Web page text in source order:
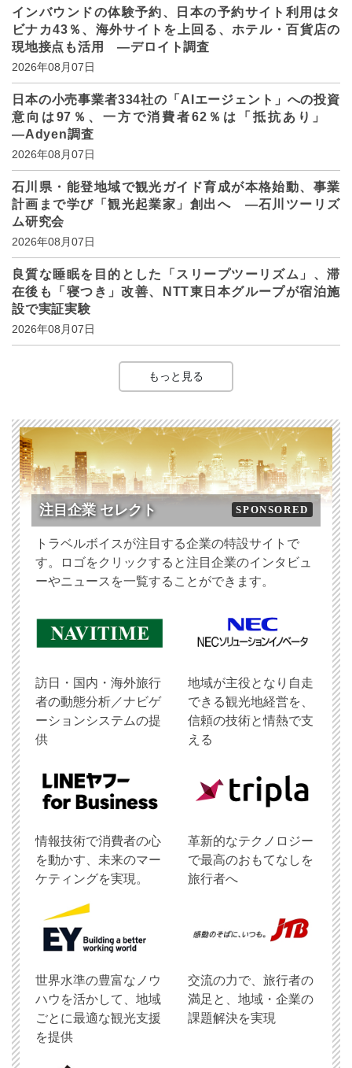
インバウンドの体験予約、日本の予約サイト利用はタ
ビナカ43％、海外サイトを上回る、ホテル・百貨店の
現地接点も活用 ―デロイト調査
2026年08月07日
日本の小売事業者334社の「AIエージェント」への投資
意向は97％、一方で消費者62％は「抵抗あり」
―Adyen調査
2026年08月07日
石川県・能登地域で観光ガイド育成が本格始動、事業
計画まで学び「観光起業家」創出へ ―石川ツーリズ
ム研究会
2026年08月07日
良質な睡眠を目的とした「スリープツーリズム」、滞
在後も「寝つき」改善、NTT東日本グループが宿泊施
設で実証実験
2026年08月07日
もっと見る
注目企業 セレクト SPONSORED
トラベルボイスが注目する企業の特設サイトで
す。ロゴをクリックすると注目企業のインタビュ
ーやニュースを一覧することができます。
訪日・国内・海外旅行
者の動態分析／ナビゲ
ーションシステムの提
供
地域が主役となり自走
できる観光地経営を、
信頼の技術と情熱で支
える
情報技術で消費者の心
を動かす、未来のマー
ケティングを実現。
革新的なテクノロジー
で最高のおもてなしを
旅行者へ
世界水準の豊富なノウ
ハウを活かして、地域
ごとに最適な観光支援
を提供
交流の力で、旅行者の
満足と、地域・企業の
課題解決を実現